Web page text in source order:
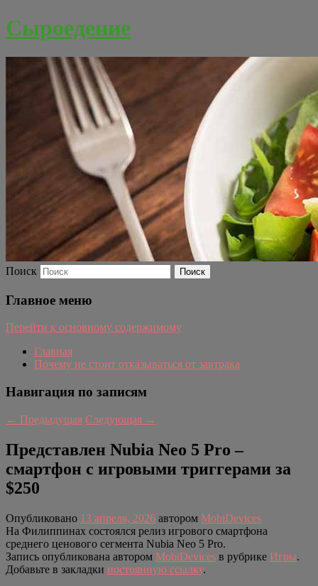
Сыроедение
Поиск
Главное меню
Перейти к основному содержимому
Главная
Почему не стоит отказываться от завтрака
Навигация по записям
← Предыдущая Следующая →
Представлен Nubia Neo 5 Pro –
смартфон с игровыми триггерами за
$250
Опубликовано 13 апреля, 2026 автором MobiDevices
На Филиппинах состоялся релиз игрового смартфона
среднего ценового сегмента Nubia Neo 5 Pro.
Запись опубликована автором MobiDevices в рубрике Игры.
Добавьте в закладки постоянную ссылку.